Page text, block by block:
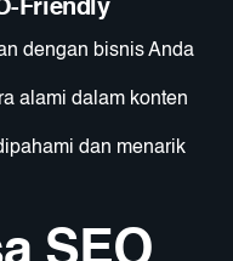
Friendly
dengan bisnis Anda
alami dalam konten
dan menarik